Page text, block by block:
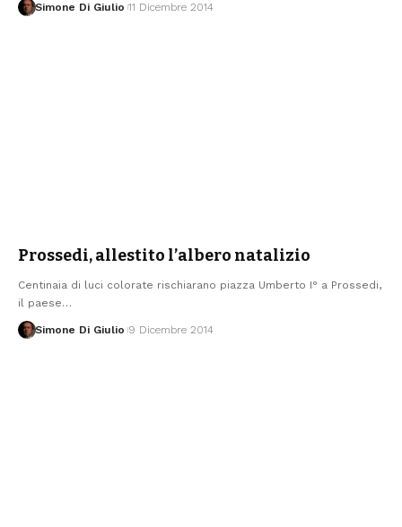
Simone Di Giulio 11 Dicembre 2014
Prossedi, allestito l’albero natalizio
Centinaia di luci colorate rischiarano piazza Umberto I° a Prossedi,
il paese…
Simone Di Giulio 9 Dicembre 2014